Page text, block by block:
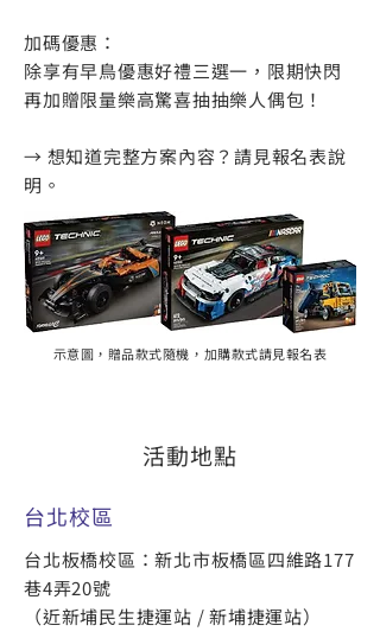
加碼優惠：
除享有早鳥優惠好禮三選一，限期快閃
再加贈限量樂高驚喜抽抽樂人偶包！
→ 想知道完整方案內容？請見報名表說
明。
示意圖，贈品款式隨機，加購款式請見報名表
活動地點
​台北校區
台北板橋校區：新北市板橋區四維路177
巷4弄20號
（近新埔民生捷運站 / 新埔捷運站）